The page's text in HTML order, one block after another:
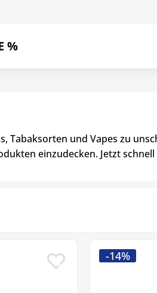
%
und Vapes zu
einzudecken. Jetzt
-14%